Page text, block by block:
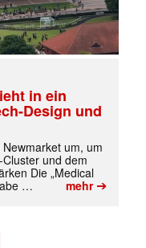
in ein
Design und
um, um
und dem
Die „Medical
…
mehr➔